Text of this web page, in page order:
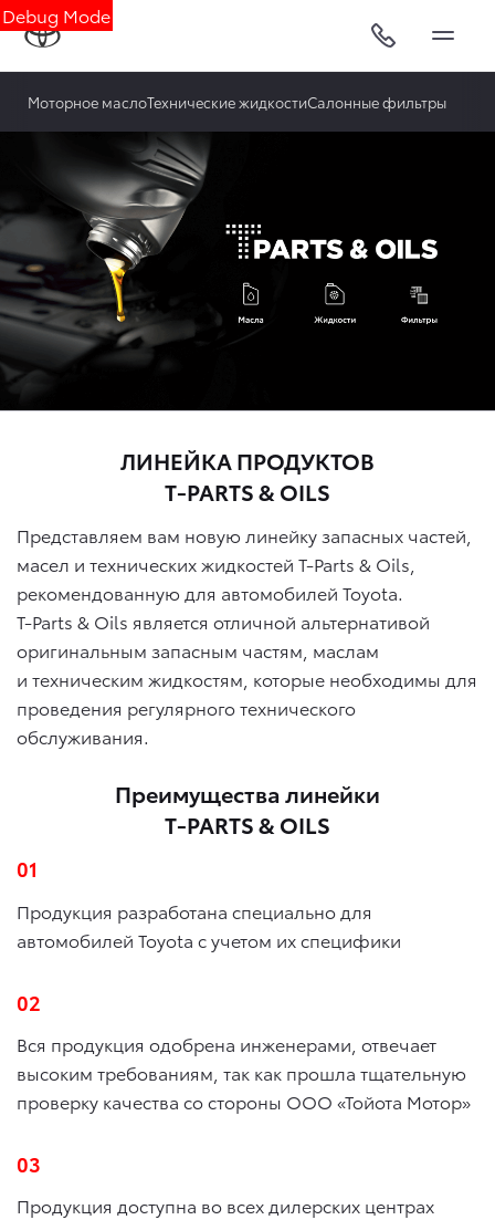
Debug Mode
Моторное маслоТехнические жидкостиСалонные фильтры
ЛИНЕЙКА ПРОДУКТОВ
T-PARTS & OILS
Представляем вам новую линейку запасных частей,
масел и технических жидкостей T-Parts & Oils,
рекомендованную для автомобилей Toyota.
T-Parts & Oils является отличной альтернативой
оригинальным запасным частям, маслам
и техническим жидкостям, которые необходимы для
проведения регулярного технического
обслуживания.
Преимущества линейки
T-PARTS & OILS
01
Продукция разработана специально для
автомобилей Toyota с учетом их специфики
02
Вся продукция одобрена инженерами, отвечает
высоким требованиям, так как прошла тщательную
проверку качества со стороны ООО «Тойота Мотор»
03
Продукция доступна во всех дилерских центрах